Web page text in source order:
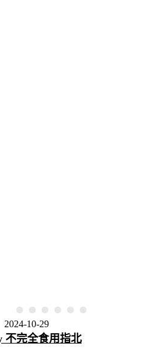
2024-10-29
不完全食用指北